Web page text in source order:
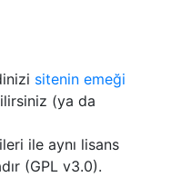
sitenin emeği
(ya da
ile aynı lisans
(GPL v3.0).